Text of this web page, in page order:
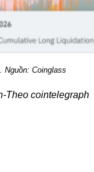
Nguồn: Coinglass
Theo cointelegraph